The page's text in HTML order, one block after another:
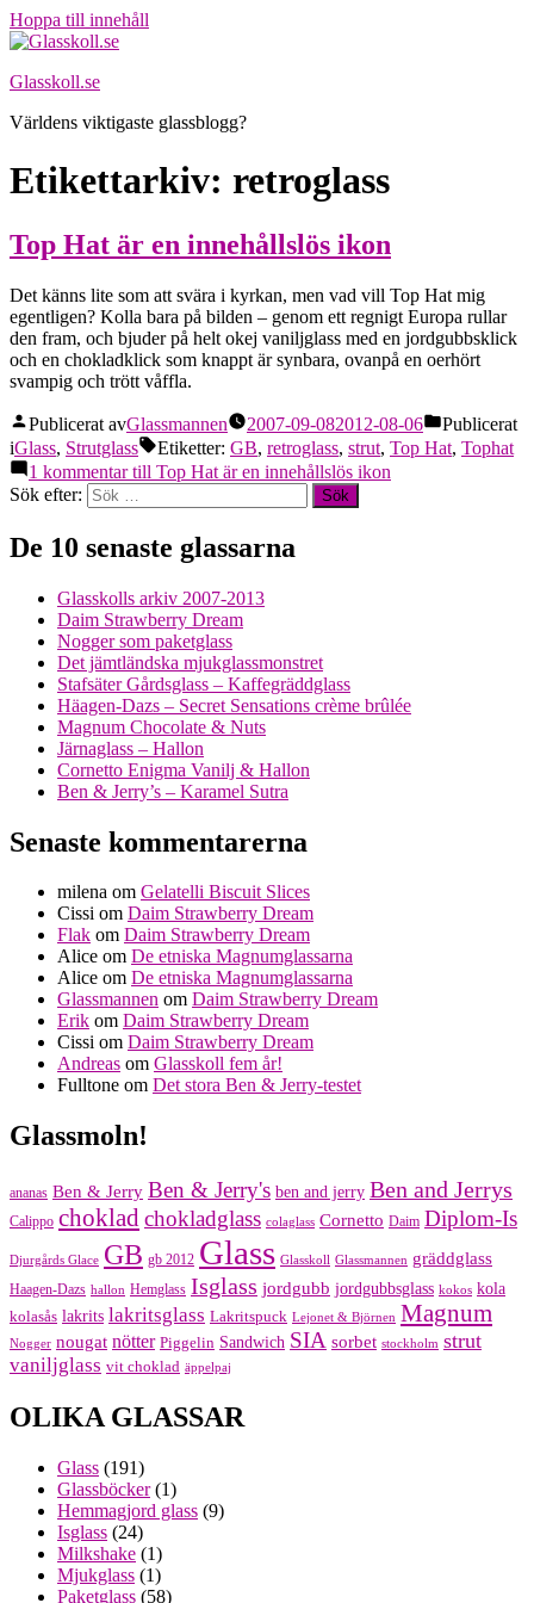
Hoppa till innehåll
Glasskoll.se
Världens viktigaste glassblogg?
Etikettarkiv: retroglass
Top Hat är en innehållslös ikon
Det känns lite som att svära i kyrkan, men vad vill Top Hat mig
egentligen? Kolla bara på bilden – genom ett regnigt Europa rullar
den fram, och bjuder på helt okej vaniljglass med en jordgubbsklick
och en chokladklick som knappt är synbara, ovanpå en oerhört
svampig och trött våffla.
Publicerat avGlassmannen 2007-09-082012-08-06
Publicerat
iGlass, Strutglass Etiketter: GB, retroglass, strut, Top Hat, Tophat
1 kommentartill Top Hat är en innehållslös ikon
Sök efter:
De 10 senaste glassarna
Glasskolls arkiv 2007-2013
Daim Strawberry Dream
Nogger som paketglass
Det jämtländska mjukglassmonstret
Stafsäter Gårdsglass – Kaffegräddglass
Häagen-Dazs – Secret Sensations crème brûlée
Magnum Chocolate & Nuts
Järnaglass – Hallon
Cornetto Enigma Vanilj & Hallon
Ben & Jerry’s – Karamel Sutra
Senaste kommentarerna
milena om Gelatelli Biscuit Slices
Cissi om Daim Strawberry Dream
Flak om Daim Strawberry Dream
Alice om De etniska Magnumglassarna
Alice om De etniska Magnumglassarna
Glassmannen om Daim Strawberry Dream
Erik om Daim Strawberry Dream
Cissi om Daim Strawberry Dream
Andreas om Glasskoll fem år!
Fulltone om Det stora Ben & Jerry-testet
Glassmoln!
ananas Ben & Jerry Ben & Jerry's ben and jerry Ben and Jerrys
Calippo choklad chokladglass colaglass Cornetto Daim Diplom-Is
Djurgårds Glace GB gb 2012 Glass Glasskoll Glassmannen gräddglass
Haagen-Dazs hallon Hemglass Isglass jordgubb jordgubbsglass kokos kola
kolasås lakrits lakritsglass Lakritspuck Lejonet & Björnen Magnum
Nogger nougat nötter Piggelin Sandwich SIA sorbet stockholm strut
vaniljglass vit choklad äppelpaj
OLIKA GLASSAR
Glass (191)
Glassböcker(1)
Hemmagjord glass (9)
Isglass (24)
Milkshake (1)
Mjukglass (1)
Paketglass (58)